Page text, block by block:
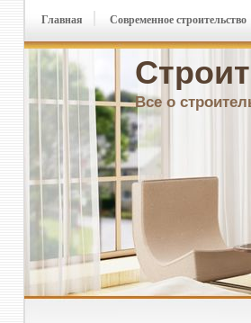
Все о
Главная Современное строительство